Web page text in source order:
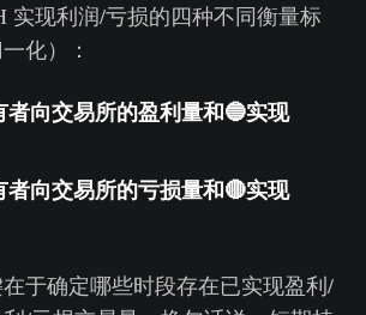
实现利润/亏损的四种不同衡量标
化）：
者向交易所的盈利量和🔵实现
者向交易所的亏损量和🔴实现
于确定哪些时段存在已实现盈利/